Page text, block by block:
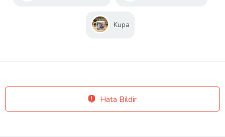
Kupa
Hata Bildir